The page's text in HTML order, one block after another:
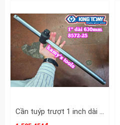
Cần tuýp trượt 1 inch dài 25 inch 630mm Kingtony 8572-25